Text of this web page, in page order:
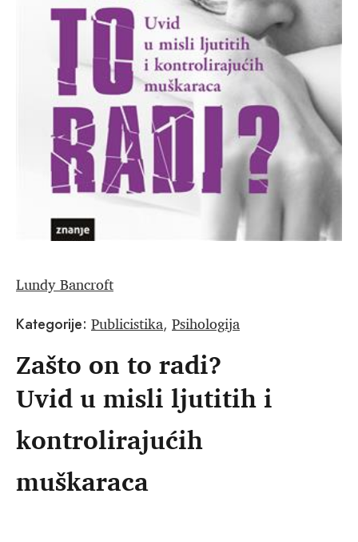
Lundy Bancroft
Kategorije: Publicistika, Psihologija
Zašto on to radi?
Uvid u misli ljutitih i
kontrolirajućih
muškaraca